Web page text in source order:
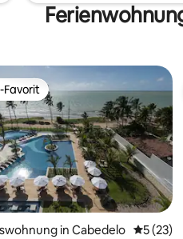
4,95 von 5, 20
Gäste-Favorit.
Favorit
in Cabedelo
5 (23)